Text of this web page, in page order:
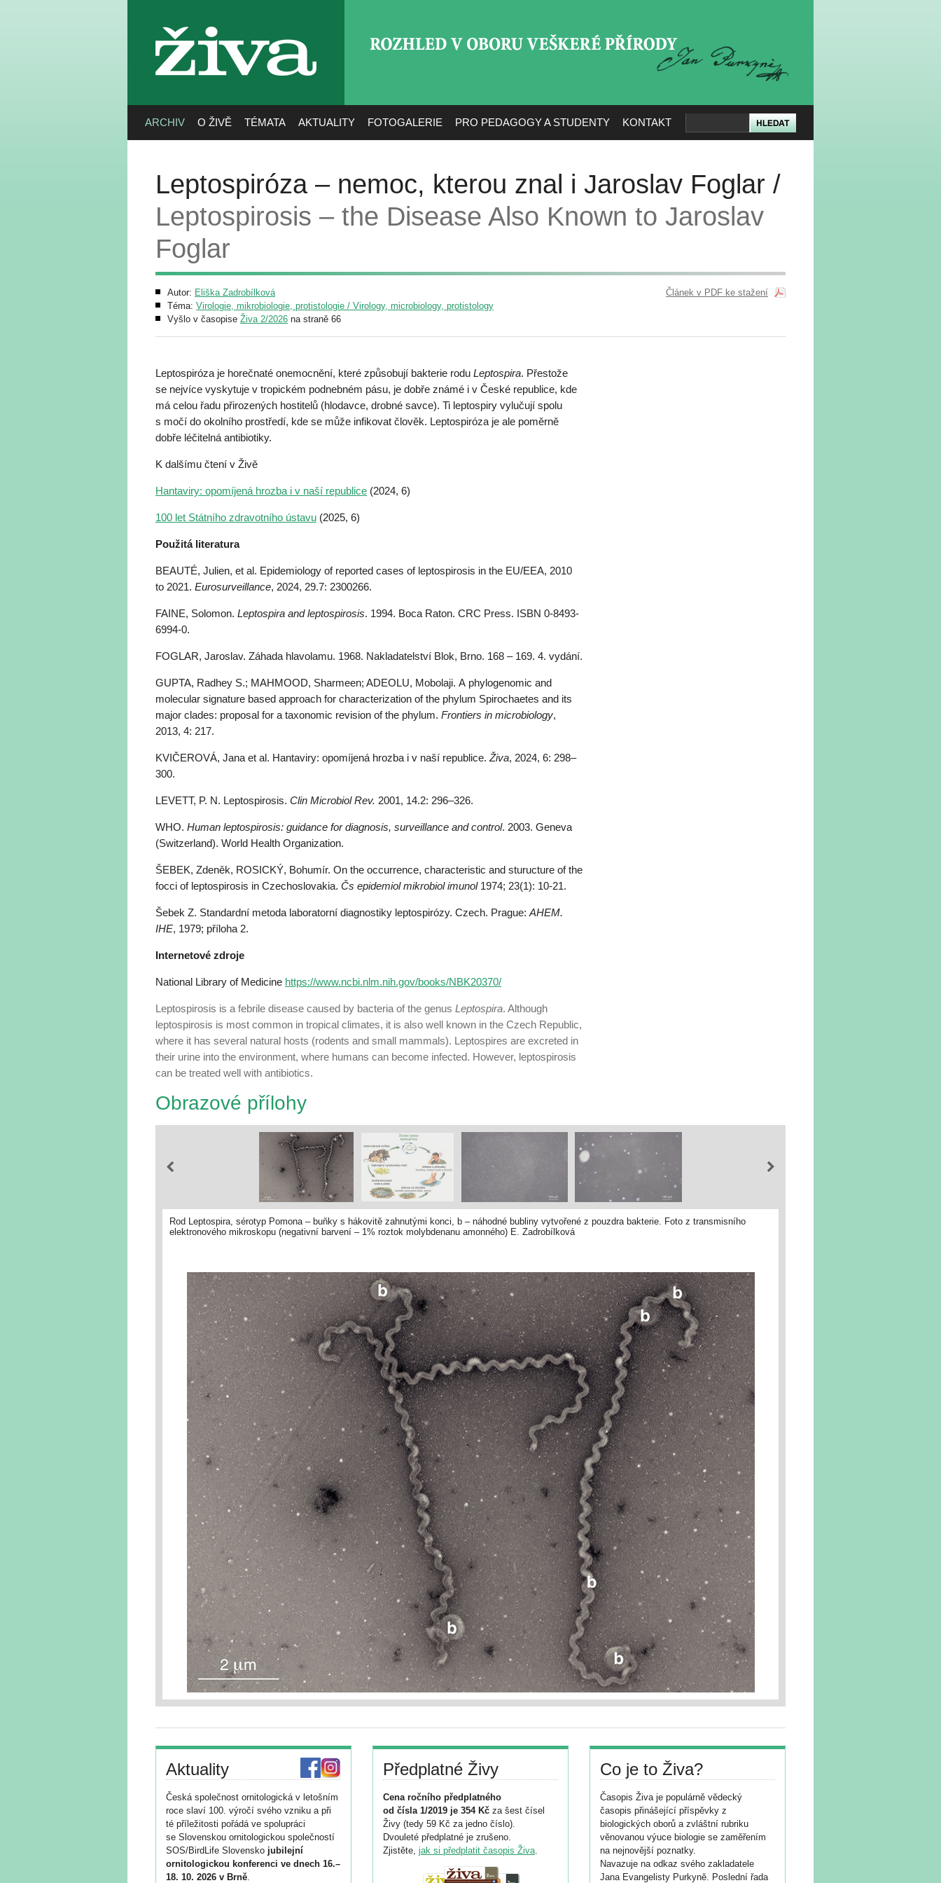
živa
ARCHIV O ŽIVĚ TÉMATA AKTUALITY FOTOGALERIE PRO PEDAGOGY A STUDENTY KONTAKT
Leptospiróza – nemoc, kterou znal i Jaroslav Foglar /
Leptospirosis – the Disease Also Known to Jaroslav
Foglar
Autor: Eliška Zadrobílková
Téma: Virologie, mikrobiologie, protistologie / Virology, microbiology, protistology
Vyšlo v časopise Živa 2/2026 na straně 66
Článek v PDF ke stažení
Leptospiróza je horečnaté onemocnění, které způsobují bakterie rodu Leptospira. Přestože
se nejvíce vyskytuje v tropickém podnebném pásu, je dobře známé i v České republice, kde
má celou řadu přirozených hostitelů (hlodavce, drobné savce). Ti leptospiry vylučují spolu
s močí do okolního prostředí, kde se může infikovat člověk. Leptospiróza je ale poměrně
dobře léčitelná antibiotiky.
K dalšímu čtení v Živě
Hantaviry: opomíjená hrozba i v naší republice (2024, 6)
100 let Státního zdravotního ústavu (2025, 6)
Použitá literatura
BEAUTÉ, Julien, et al. Epidemiology of reported cases of leptospirosis in the EU/EEA, 2010
to 2021. Eurosurveillance, 2024, 29.7: 2300266.
FAINE, Solomon. Leptospira and leptospirosis. 1994. Boca Raton. CRC Press. ISBN 0-8493-
6994-0.
FOGLAR, Jaroslav. Záhada hlavolamu. 1968. Nakladatelství Blok, Brno. 168 – 169. 4. vydání.
GUPTA, Radhey S.; MAHMOOD, Sharmeen; ADEOLU, Mobolaji. A phylogenomic and
molecular signature based approach for characterization of the phylum Spirochaetes and its
major clades: proposal for a taxonomic revision of the phylum. Frontiers in microbiology,
2013, 4: 217.
KVIČEROVÁ, Jana et al. Hantaviry: opomíjená hrozba i v naší republice. Živa, 2024, 6: 298–
300.
LEVETT, P. N. Leptospirosis. Clin Microbiol Rev. 2001, 14.2: 296–326.
WHO. Human leptospirosis: guidance for diagnosis, surveillance and control. 2003. Geneva
(Switzerland). World Health Organization.
ŠEBEK, Zdeněk, ROSICKÝ, Bohumír. On the occurrence, characteristic and sturucture of the
focci of leptospirosis in Czechoslovakia. Čs epidemiol mikrobiol imunol1974; 23(1): 10-21.
Šebek Z. Standardní metoda laboratorní diagnostiky leptospirózy. Czech. Prague: AHEM.
IHE, 1979; příloha 2.
Internetové zdroje
National Library of Medicine https://www.ncbi.nlm.nih.gov/books/NBK20370/
Leptospirosis is a febrile disease caused by bacteria of the genus Leptospira. Although
leptospirosis is most common in tropical climates, it is also well known in the Czech Republic,
where it has several natural hosts (rodents and small mammals). Leptospires are excreted in
their urine into the environment, where humans can become infected. However, leptospirosis
can be treated well with antibiotics.
Obrazové přílohy
Rod Leptospira, sérotyp Pomona – buňky s hákovitě zahnutými konci, b – náhodné bubliny vytvořené z pouzdra bakterie. Foto z transmisního
elektronového mikroskopu (negativní barvení – 1% roztok molybdenanu amonného) E. Zadrobílková
Aktuality
Česká společnost ornitologická v letošním
roce slaví 100. výročí svého vzniku a při
té příležitosti pořádá ve spolupráci
se Slovenskou ornitologickou společností
SOS/BirdLife Slovensko jubilejní
ornitologickou konferenci ve dnech 16.–
18. 10. 2026 v Brně.
Předplatné Živy
Cena ročního předplatného
od čísla 1/2019 je 354 Kč za šest čísel
Živy (tedy 59 Kč za jedno číslo).
Dvouleté předplatné je zrušeno.
Zjistěte, jak si předplatit časopis Živa.
Co je to Živa?
Časopis Živa je populárně vědecký
časopis přinášející příspěvky z
biologických oborů a zvláštní rubriku
věnovanou výuce biologie se zaměřením
na nejnovější poznatky.
Navazuje na odkaz svého zakladatele
Jana Evangelisty Purkyně. Poslední řada